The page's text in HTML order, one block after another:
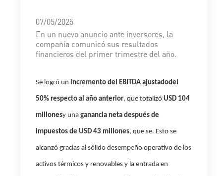
07/05/2025
En un nuevo anuncio ante inversores, la
compañía comunicó sus resultados
financieros del primer trimestre del año.
Se logró un incremento del EBITDA ajustadodel
50% respecto al año anterior, que totalizó USD 104
millonesy una ganancia neta después de
impuestos de USD 43 millones, que se. Esto se
alcanzó gracias al sólido desempeño operativo de los
activos térmicos y renovables y la entrada en